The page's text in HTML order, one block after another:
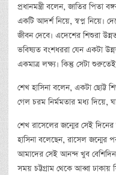
প্রধানমন্ত্রী বলেন, জাতির পিতা
একটি আদর্শ নিয়ে, স্বপ্ন নিয়ে।
জীবন দেবে। এদেশের শিশুরা
ভবিষ্যত বংশধররা যেন একটা
একমাত্র লক্ষ্য। কিন্তু সেটা
শেখ হাসিনা বলেন, একটা
গেল চরম নির্মমতার মধ্য দিয়ে,
শেখ রাসেলের জন্মের সেই দিনের
হাসিনা বলেছেন, রাসেল জন্মের
আমাদের সেই আনন্দ খুব বেশিদিন
সময় চট্টগ্রাম থেকে আব্বা